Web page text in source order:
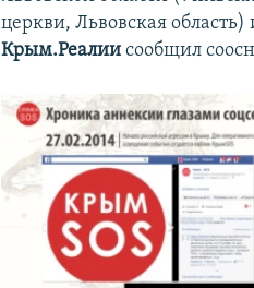
церкви, Львовская
Крым.Реалии сообщил